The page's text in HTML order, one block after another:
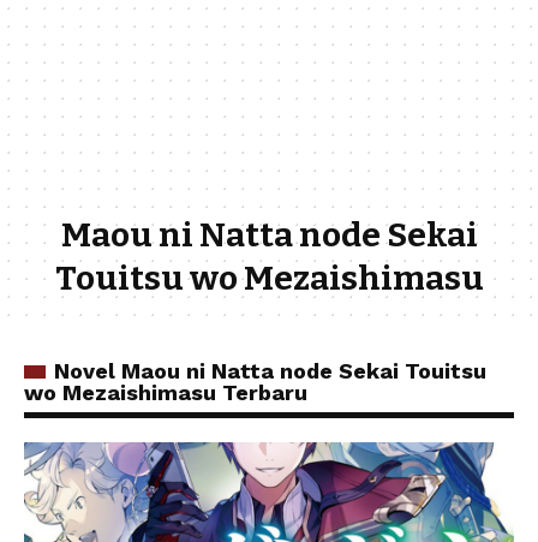
Maou ni Natta node Sekai
Touitsu wo Mezaishimasu
Novel Maou ni Natta node Sekai Touitsu
wo Mezaishimasu Terbaru